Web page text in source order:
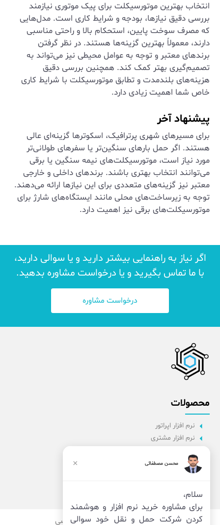
انتخاب بهترین موتورسیکلت برای پیک موتوری نیازمند
بررسی دقیق نیازها، بودجه و شرایط کاری است. مدل‌هایی
که مصرف سوخت پایین، استحکام بالا و راحتی مناسبی
دارند، معمولاً بهترین گزینه‌ها هستند. در نظر گرفتن
برندهای معتبر و توجه به عوامل محیطی نیز می‌تواند به
تصمیم‌گیری بهتر کمک کند. همچنین بررسی دقیق
هزینه‌های بلندمدت و تطابق موتورسیکلت با شرایط کاری
خاص شما اهمیت زیادی دارد.
پیشنهاد آخر
برای مسیرهای شهری پرترافیک، اسکوترها گزینه‌ای عالی
هستند. اگر حمل بارهای سنگین‌تر یا سفرهای طولانی‌تر
مورد نیاز است، موتورسیکلت‌های نیمه سنگین یا برقی
می‌توانند انتخاب بهتری باشند. برندهای داخلی و خارجی
معتبر نیز گزینه‌های متعددی برای این نیازها ارائه می‌دهند.
توجه به زیرساخت‌های محلی مانند ایستگاه‌های شارژ برای
موتورسیکلت‌های برقی نیز اهمیت دارد.
اگر نیاز به راهنمایی بیشتر دارید و یا سوالی دارید،
با ما تماس بگیرید و یا درخواست مشاوره بدهید.
درخواست مشاوره
محصولات
نرم افزار اپراتور
نرم افزار مشتری
نرم افزار راننده
پنل مدیریت
قوانین امنیت حریم خصوصی
محسن مصطفائی ×
سلام،
برای مشاوره خرید نرم افزار و هوشمند
کردن شرکت حمل و نقل خود سوالی